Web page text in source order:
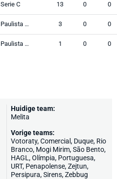
Serie C 13 0 0
Paulista A1 3 0 0
Paulista A2 1 0 0
Huidige team:
Melita
Vorige teams:
Votoraty, Comercial, Duque, Rio
Branco, Mogi Mirim, São Bento,
HAGL, Olímpia, Portuguesa,
URT, Penapolense, Zejtun,
Persipura, Sirens, Zebbug